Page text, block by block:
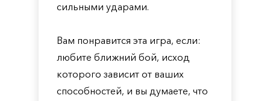
сильными ударами.
Вам понравится эта игра, если:
любите ближний бой, исход
которого зависит от ваших
способностей, и вы думаете, что